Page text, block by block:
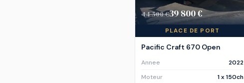
44 500 €39 800 €
PLACE DE PORT
Pacific Craft 670 Open
Annee
2022
Moteur
1 x 150ch